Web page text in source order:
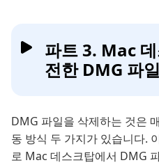
파트 3. Mac
전한 DMG 파
DMG 파일을 삭제하는 것은
동 방식 두 가지가 있습니다.
로 Mac 데스크탑에서 DMG